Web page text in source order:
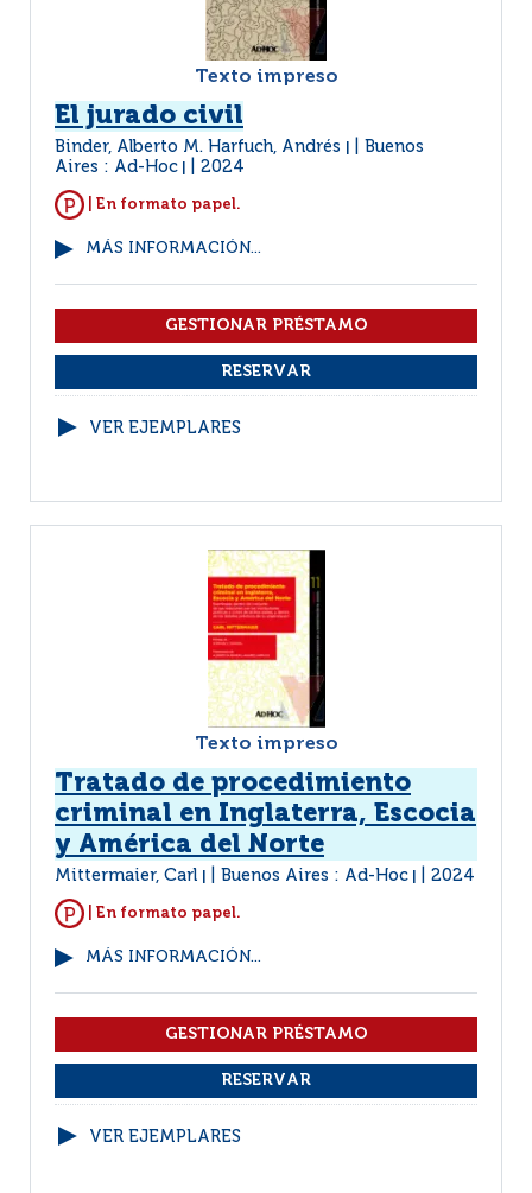
Texto impreso
El jurado civil
Binder, Alberto M. Harfuch, Andrés
Buenos
Aires : Ad-Hoc
2024
| En formato papel.
MÁS INFORMACIÓN...
VER EJEMPLARES
Texto impreso
Tratado de procedimiento
criminal en Inglaterra, Escocia
y América del Norte
Mittermaier, Carl Buenos Aires : Ad-Hoc 2024
| En formato papel.
MÁS INFORMACIÓN...
VER EJEMPLARES